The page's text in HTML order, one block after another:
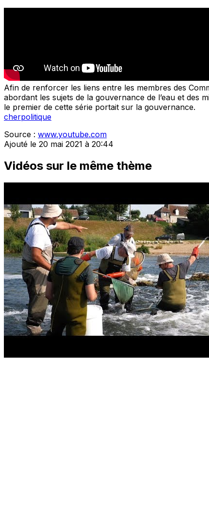
Afin de renforcer les liens entre les membres des
abordant les sujets de la gouvernance de l’eau et des
le premier de cette série portait sur la gouvernance.
cherpolitique
Source : www.youtube.com
Ajouté le 20 mai 2021 à 20:44
Vidéos sur le même thème